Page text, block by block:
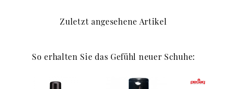
Zuletzt angesehene Artikel
So erhalten Sie das Gefühl neuer Schuhe: